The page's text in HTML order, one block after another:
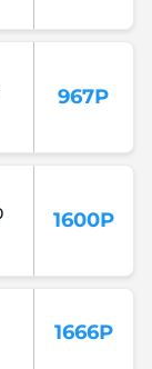
967Р
1600Р
1666Р